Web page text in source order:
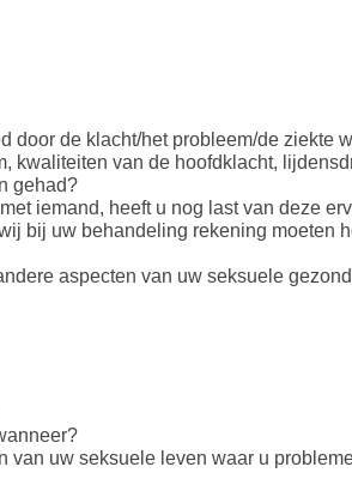
door de klacht/het probleem/de ziekte
kwaliteiten van de hoofdklacht,
gehad?
iemand, heeft u nog last van deze
bij uw behandeling rekening moeten
aspecten van uw seksuele
van uw seksuele leven waar u